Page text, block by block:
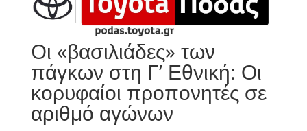
Oι «βασιλιάδες» των
πάγκων στη Γ’ Εθνική: Οι
κορυφαίοι προπονητές σε
αριθμό αγώνων